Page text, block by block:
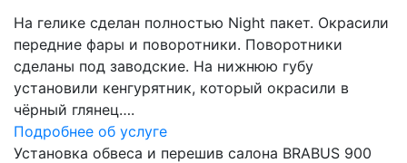
На гелике сделан полностью Night пакет. Окрасили
передние фары и поворотники. Поворотники
сделаны под заводские. На нижнюю губу
установили кенгурятник, который окрасили в
чёрный глянец….
Подробнее об услуге
Установка обвеса и перешив салона BRABUS 900